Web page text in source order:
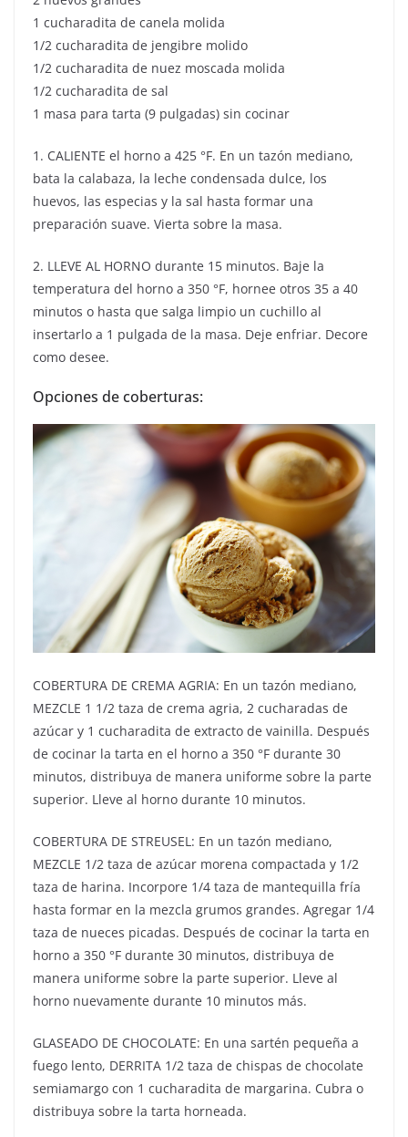
1 cucharadita de canela molida
1/2 cucharadita de jengibre molido
1/2 cucharadita de nuez moscada molida
1/2 cucharadita de sal
1 masa para tarta (9 pulgadas) sin cocinar
1. CALIENTE el horno a 425 °F. En un tazón mediano,
bata la calabaza, la leche condensada dulce, los
huevos, las especias y la sal hasta formar una
preparación suave. Vierta sobre la masa.
2. LLEVE AL HORNO durante 15 minutos. Baje la
temperatura del horno a 350 °F, hornee otros 35 a 40
minutos o hasta que salga limpio un cuchillo al
insertarlo a 1 pulgada de la masa. Deje enfriar. Decore
como desee.
Opciones de coberturas:
COBERTURA DE CREMA AGRIA: En un tazón mediano,
MEZCLE 1 1/2 taza de crema agria, 2 cucharadas de
azúcar y 1 cucharadita de extracto de vainilla. Después
de cocinar la tarta en el horno a 350 °F durante 30
minutos, distribuya de manera uniforme sobre la parte
superior. Lleve al horno durante 10 minutos.
COBERTURA DE STREUSEL: En un tazón mediano,
MEZCLE 1/2 taza de azúcar morena compactada y 1/2
taza de harina. Incorpore 1/4 taza de mantequilla fría
hasta formar en la mezcla grumos grandes. Agregar 1/4
taza de nueces picadas. Después de cocinar la tarta en
horno a 350 °F durante 30 minutos, distribuya de
manera uniforme sobre la parte superior. Lleve al
horno nuevamente durante 10 minutos más.
GLASEADO DE CHOCOLATE: En una sartén pequeña a
fuego lento, DERRITA 1/2 taza de chispas de chocolate
semiamargo con 1 cucharadita de margarina. Cubra o
distribuya sobre la tarta horneada.